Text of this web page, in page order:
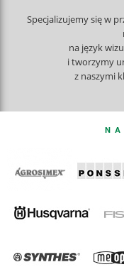
Specjalizujemy się w
na język
i tworzymy
z naszymi